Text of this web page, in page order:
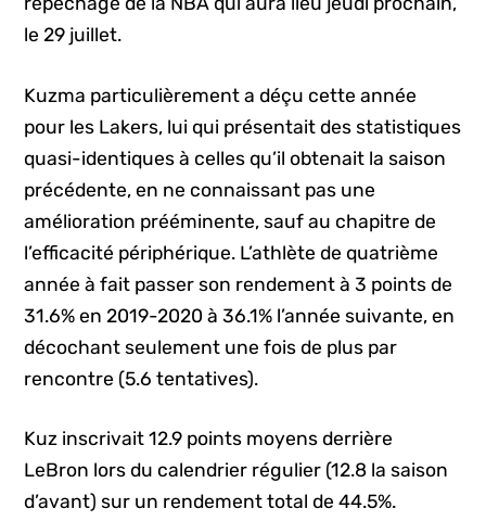
le 29 juillet.
Kuzma particulièrement a déçu cette année
pour les Lakers, lui qui présentait des statistiques
quasi-identiques à celles qu’il obtenait la saison
précédente, en ne connaissant pas une
amélioration prééminente, sauf au chapitre de
l’efficacité périphérique. L’athlète de quatrième
année à fait passer son rendement à 3 points de
31.6% en 2019-2020 à 36.1% l’année suivante, en
décochant seulement une fois de plus par
rencontre (5.6 tentatives).
Kuz inscrivait 12.9 points moyens derrière
LeBron lors du calendrier régulier (12.8 la saison
d’avant) sur un rendement total de 44.5%.